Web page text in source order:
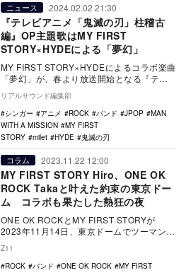
ニュース 2024.02.02 21:30
『テレビアニメ「鬼滅の刃」柱稽古
編』OP主題歌はMY FIRST
STORY×HYDEによる「夢幻」
MY FIRST STORY×HYDEによるコラボ楽曲
「夢幻」が、春より放送開始となる『テレ
ビアニメ「鬼滅の刃」柱稽古編』（フジ…
リアルサウンド編集部
シンガー
アニメ ROCK バンド JPOP
MAN
WITH A MISSION
MY FIRST
STORY
milet HYDE 鬼滅の刃
コラム 2023.11.22 12:00
MY FIRST STORY Hiro、ONE OK
ROCK Takaと叶えた約束の東京ドー
ム コラボも果たした熱狂の夜
ONE OK ROCKとMY FIRST STORYが
2023年11月14日、東京ドームでツーマンラ
Z11
ROCK
バンド ONE OK ROCK
MY FIRST